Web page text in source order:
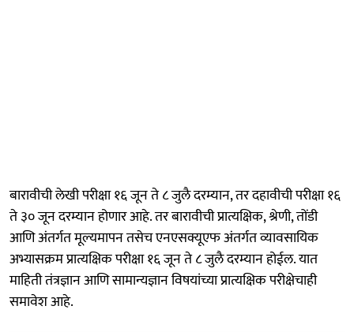
बारावीची लेखी परीक्षा १६ जून ते ८ जुलै दरम्यान, तर दहावीची परीक्षा १६
ते ३० जून दरम्यान होणार आहे. तर बारावीची प्रात्यक्षिक, श्रेणी, तोंडी
आणि अंतर्गत मूल्यमापन तसेच एनएसक्यूएफ अंतर्गत व्यावसायिक
अभ्यासक्रम प्रात्यक्षिक परीक्षा १६ जून ते ८ जुलै दरम्यान होईल. यात
माहिती तंत्रज्ञान आणि सामान्यज्ञान विषयांच्या प्रात्यक्षिक परीक्षेचाही
समावेश आहे.